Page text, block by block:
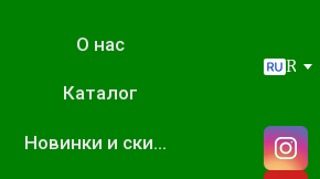
О нас
Каталог
Новинки и скидки
RU